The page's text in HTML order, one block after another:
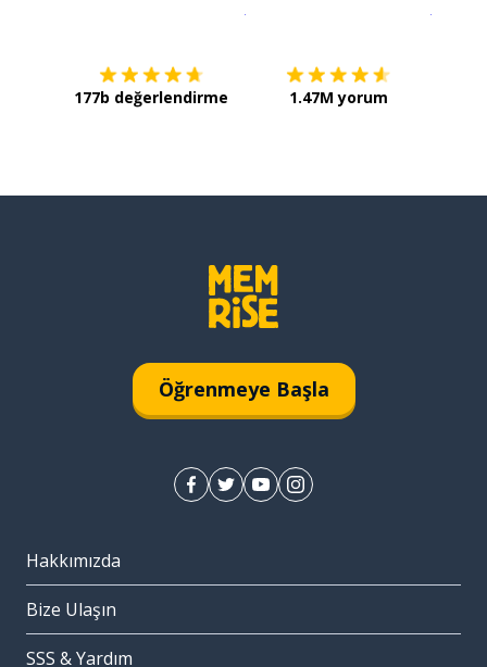
177b değerlendirme 1.47M yorum
Öğrenmeye Başla
Hakkımızda
Bize Ulaşın
SSS & Yardım